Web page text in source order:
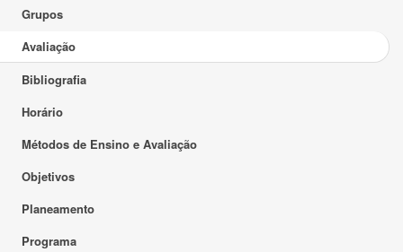
Grupos
Avaliação
Bibliografia
Horário
Métodos de Ensino e Avaliação
Objetivos
Planeamento
Programa